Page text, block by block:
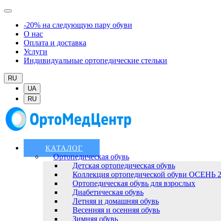
-20% на следующую пару обуви
О нас
Оплата и доставка
Услуги
Индивидуальные ортопедические стельки
RU
UA
RU
КАТАЛОГ
Ортопедическая обувь
Детская ортопедическая обувь
Коллекция ортопедической обуви ОСЕНЬ
Ортопедическая обувь для взрослых
Диабетическая обувь
Летняя и домашняя обувь
Весенняя и осенняя обувь
Зимняя обувь